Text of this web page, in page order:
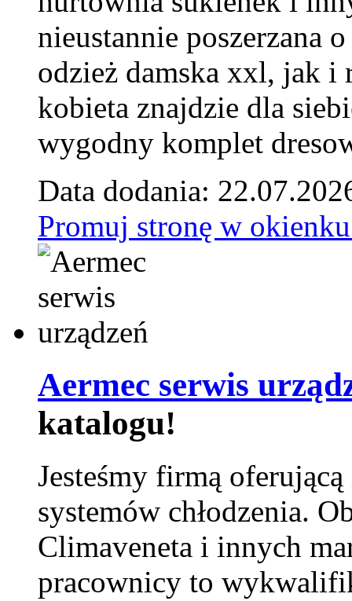
nieustannie poszerzana
odzież damska xxl, jak i
kobieta znajdzie dla
wygodny komplet
Data dodania:
Promuj stronę w
Aermec serwis
katalogu!
Jesteśmy firmą
systemów chłodzenia.
Climaveneta i innych
pracownicy to